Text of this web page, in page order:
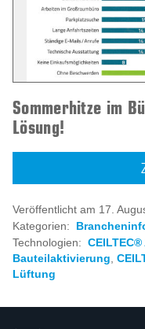
Sommerhitze im
Lösung!
Veröffentlicht am 17.
Kategorien:
Technologien:
Bauteilaktivierung
Lüftung